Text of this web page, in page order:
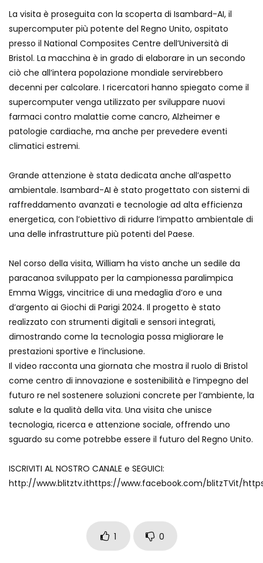
La visita è proseguita con la scoperta di Isambard-AI, il
supercomputer più potente del Regno Unito, ospitato
presso il National Composites Centre dell’Università di
Bristol. La macchina è in grado di elaborare in un secondo
ciò che all’intera popolazione mondiale servirebbero
decenni per calcolare. I ricercatori hanno spiegato come il
supercomputer venga utilizzato per sviluppare nuovi
farmaci contro malattie come cancro, Alzheimer e
patologie cardiache, ma anche per prevedere eventi
climatici estremi.
Grande attenzione è stata dedicata anche all’aspetto
ambientale. Isambard-AI è stato progettato con sistemi di
raffreddamento avanzati e tecnologie ad alta efficienza
energetica, con l’obiettivo di ridurre l’impatto ambientale di
una delle infrastrutture più potenti del Paese.
Nel corso della visita, William ha visto anche un sedile da
paracanoa sviluppato per la campionessa paralimpica
Emma Wiggs, vincitrice di una medaglia d’oro e una
d’argento ai Giochi di Parigi 2024. Il progetto è stato
realizzato con strumenti digitali e sensori integrati,
dimostrando come la tecnologia possa migliorare le
prestazioni sportive e l’inclusione.
Il video racconta una giornata che mostra il ruolo di Bristol
come centro di innovazione e sostenibilità e l’impegno del
futuro re nel sostenere soluzioni concrete per l’ambiente, la
salute e la qualità della vita. Una visita che unisce
tecnologia, ricerca e attenzione sociale, offrendo uno
sguardo su come potrebbe essere il futuro del Regno Unito.
ISCRIVITI AL NOSTRO CANALE e SEGUICI:
http://www.blitztv.ithttps://www.facebook.com/blitzTVit/
1 0